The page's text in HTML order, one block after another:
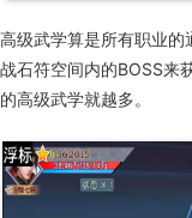
高级武学算是所有职业
战石符空间内的BOSS来
的高级武学就越多。